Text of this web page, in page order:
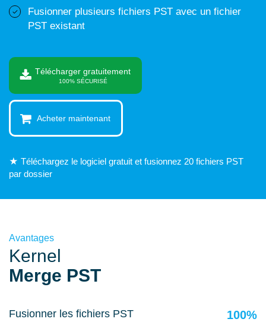
Fusionner plusieurs fichiers PST avec un fichier
PST existant
Télécharger gratuitement
100% SÉCURISÉ
Acheter maintenant
★ Téléchargez le logiciel gratuit et fusionnez 20 fichiers PST
par dossier
Avantages
Kernel
Merge PST
Fusionner les fichiers PST 100%